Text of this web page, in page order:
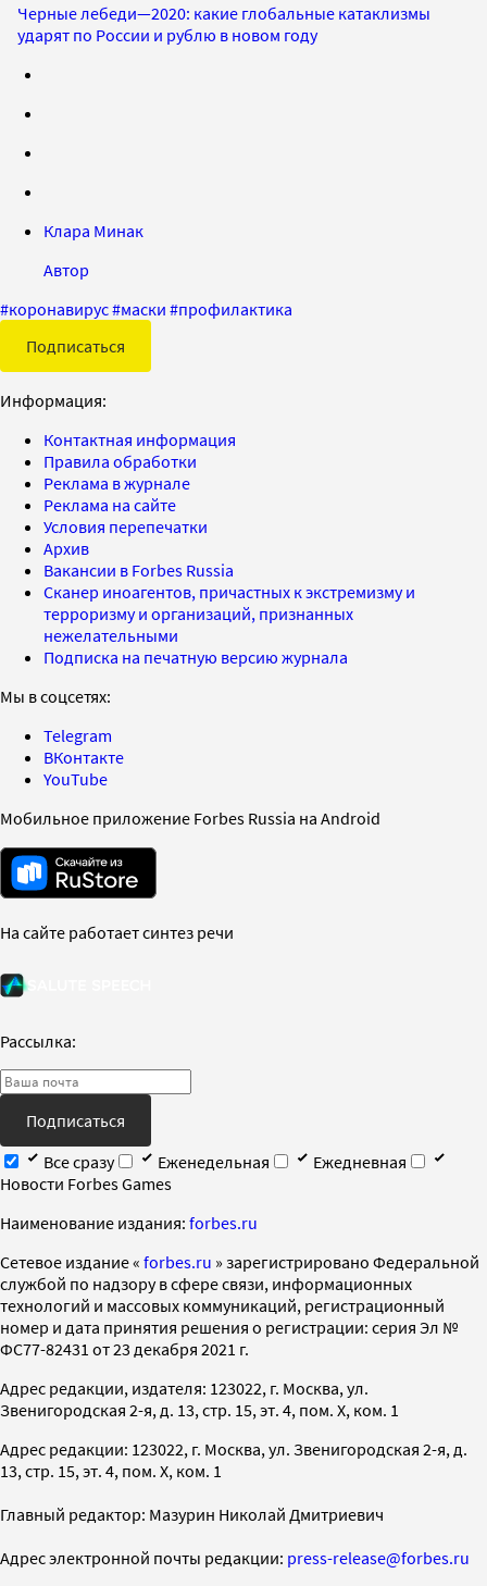
Черные лебеди—2020: какие глобальные катаклизмы
ударят по России и рублю в новом году
Клара Минак
Автор
#коронавирус#маски #профилактика
Подписаться
Информация:
Контактная информация
Правила обработки
Реклама в журнале
Реклама на сайте
Условия перепечатки
Архив
Вакансии в Forbes Russia
Сканер иноагентов, причастных к экстремизму и
терроризму и организаций, признанных
нежелательными
Подписка на печатную версию журнала
Мы в соцсетях:
Telegram
ВКонтакте
YouTube
Мобильное приложение Forbes Russia на Android
На сайте работает синтез речи
Рассылка:
Подписаться
Все сразу
Еженедельная
Ежедневная
Новости Forbes Games
Наименование издания: forbes.ru
Cетевое издание « forbes.ru » зарегистрировано Федеральной
службой по надзору в сфере связи, информационных
технологий и массовых коммуникаций, регистрационный
номер и дата принятия решения о регистрации: серия Эл №
ФС77-82431 от 23 декабря 2021 г.
Адрес редакции, издателя: 123022, г. Москва, ул.
Звенигородская 2-я, д. 13, стр. 15, эт. 4, пом. X, ком. 1
Адрес редакции: 123022, г. Москва, ул. Звенигородская 2-я, д.
13, стр. 15, эт. 4, пом. X, ком. 1
Главный редактор: Мазурин Николай Дмитриевич
Адрес электронной почты редакции: press-release@forbes.ru